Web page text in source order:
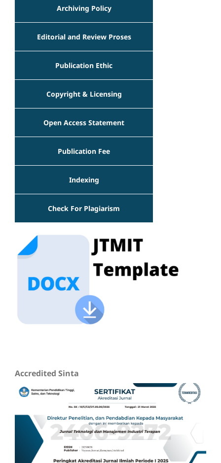
Archiving Policy
Editorial and Review Proses
Publication Ethic
Copyright & Licensing
Open Access Statement
Publication Fee
Indexing
Check For Plagiarism
Accredited Sinta